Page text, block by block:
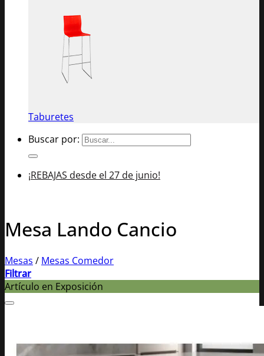
Taburetes
Buscar por:
¡REBAJAS desde el 27 de junio!
Mesa Lando Cancio
Mesas / Mesas Comedor
Filtrar
Artículo en Exposición